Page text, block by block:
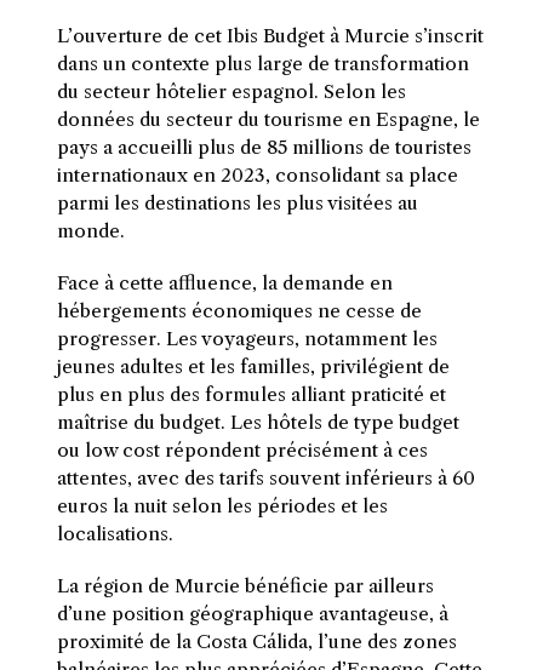
L’ouverture de cet Ibis Budget à Murcie s’inscrit
dans un contexte plus large de transformation
du secteur hôtelier espagnol. Selon les
données du secteur du tourisme en Espagne, le
pays a accueilli plus de 85 millions de touristes
internationaux en 2023, consolidant sa place
parmi les destinations les plus visitées au
monde.
Face à cette affluence, la demande en
hébergements économiques ne cesse de
progresser. Les voyageurs, notamment les
jeunes adultes et les familles, privilégient de
plus en plus des formules alliant praticité et
maîtrise du budget. Les hôtels de type budget
ou low cost répondent précisément à ces
attentes, avec des tarifs souvent inférieurs à 60
euros la nuit selon les périodes et les
localisations.
La région de Murcie bénéficie par ailleurs
d’une position géographique avantageuse, à
proximité de la Costa Cálida, l’une des zones